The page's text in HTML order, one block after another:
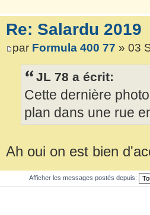
Re: Salardu 2019
par Formula 400 77 » 03
JL 78 a écrit:
Cette dernière
plan dans une rue
Ah oui on est bien
Afficher les messages postés depuis: